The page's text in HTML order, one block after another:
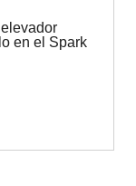
en el Spark